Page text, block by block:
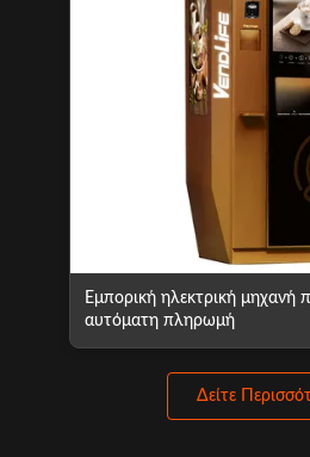
Εμπορική ηλεκτρική μηχανή
αυτόματη πληρωμή
Δείτε